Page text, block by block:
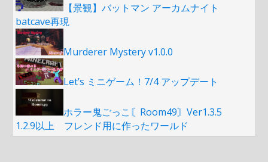
【景観】バットマン アーカムナイト
batcave再現
Murderer Mystery v1.0.0
Let’s ミニゲーム！7/4 アップデート
ホラー鬼ごっこ〘Room49〙Ver1.3.5
1.2.9以上 フレンド用に作ったワールド